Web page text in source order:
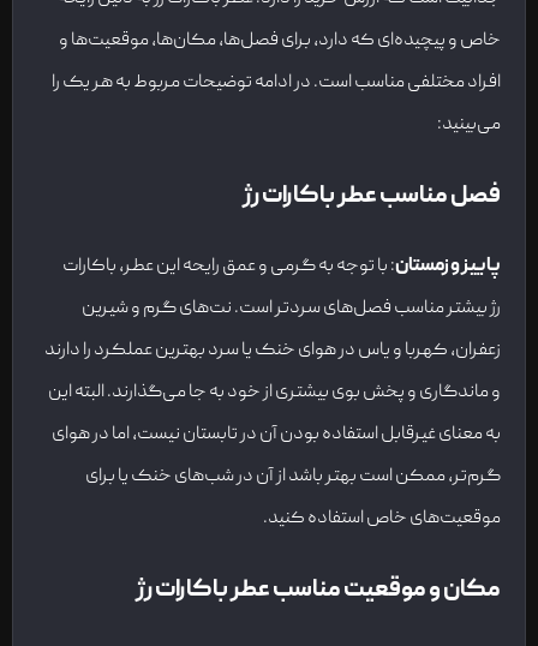
خاص و پیچیده‌ای که دارد، برای فصل‌ها، مکان‌ها، موقعیت‌ها و
افراد مختلفی مناسب است. در ادامه توضیحات مربوط به هر یک را
می‌بینید:
فصل مناسب عطر باکارات رژ
پاییز و زمستان: با توجه به گرمی و عمق رایحه این عطر، باکارات
رژ بیشتر مناسب فصل‌های سردتر است. نت‌های گرم و شیرین
زعفران، کهربا و یاس در هوای خنک یا سرد بهترین عملکرد را دارند
و ماندگاری و پخش بوی بیشتری از خود به جا می‌گذارند. البته این
به معنای غیرقابل استفاده بودن آن در تابستان نیست، اما در هوای
گرم‌تر، ممکن است بهتر باشد از آن در شب‌های خنک یا برای
موقعیت‌های خاص استفاده کنید.
مکان و موقعیت مناسب عطر باکارات رژ